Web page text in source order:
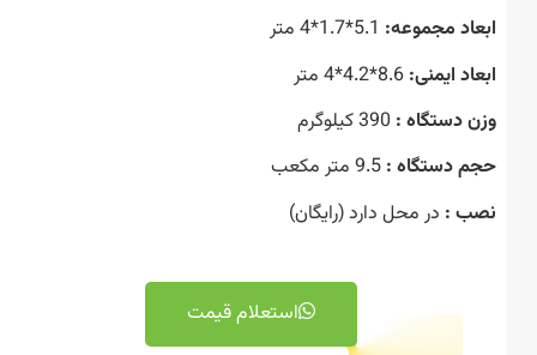
مجموعه:5.1*1.7*4 متر
ایمنی:8.6*4.2*4 متر
دستگاه :390 کیلوگرم
دستگاه :9.5 متر مکعب
در محل دارد (رایگان)
استعلام قیمت